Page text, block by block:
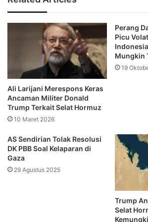
sama internasional dengan AS, terutama
negara ini berpotensi memperluas kerja
perdagangan dengan negara-negara
“Dengan keanggotaan ini, kita secara
memanfaatkan kekuatan dari India,
negara lainnya, terutama untuk
Brasil yang memiliki keunggulan di
energi. Brasil, yang memiliki
tebu untuk gula dan etanol, bisa
erat dengan Indonesia, yang unggul
Di sisi lain, Rusia yang memiliki
Ali Larijani Merespons Keras
Ancaman Militer Donald
Trump Terkait Selat Hormuz
10 Maret 2026
Perang
Picu
Mungkin
19
AS Sendirian Tolak Resolusi
DK PBB Soal Kelaparan di
Gaza
29 Agustus 2025
Trump
Selat